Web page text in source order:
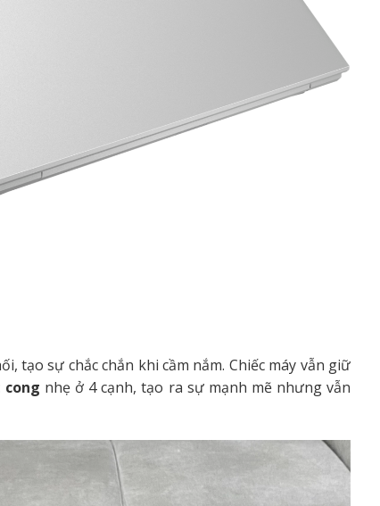
tạo sự chắc chắn khi cầm nắm. Chiếc máy vẫn giữ
nhẹ ở 4 cạnh, tạo ra sự mạnh mẽ nhưng vẫn